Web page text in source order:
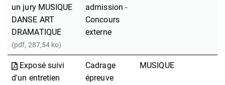
un jury MUSIQUE
DANSE ART
DRAMATIQUE
(pdf, 287,54 ko)
admission -
Concours
externe
Exposé suivi
d'un entretien
Cadrage
épreuve
MUSIQUE